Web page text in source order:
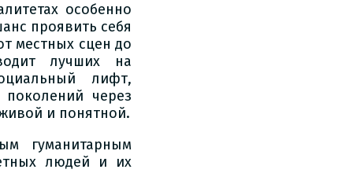
особенно
проявить себя
местных сцен до
лучших на
лифт,
поколений через
и понятной.
гуманитарным
людей и их